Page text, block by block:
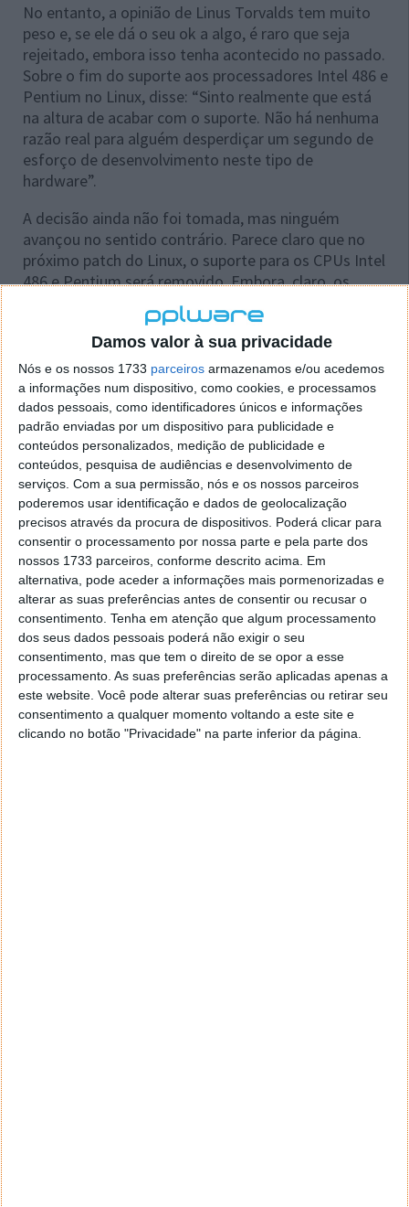
Damos valor à sua privacidade
Nós e os nossos 1733 parceiros armazenamos e/ou acedemos
a informações num dispositivo, como cookies, e processamos
dados pessoais, como identificadores únicos e informações
padrão enviadas por um dispositivo para publicidade e
conteúdos personalizados, medição de publicidade e
conteúdos, pesquisa de audiências e desenvolvimento de
serviços. Com a sua permissão, nós e os nossos parceiros
poderemos usar identificação e dados de geolocalização
precisos através da procura de dispositivos. Poderá clicar para
consentir o processamento por nossa parte e pela parte dos
nossos 1733 parceiros, conforme descrito acima. Em
alternativa, pode aceder a informações mais pormenorizadas e
alterar as suas preferências antes de consentir ou recusar o
consentimento. Tenha em atenção que algum processamento
dos seus dados pessoais poderá não exigir o seu
consentimento, mas que tem o direito de se opor a esse
processamento. As suas preferências serão aplicadas apenas a
este website. Você pode alterar suas preferências ou retirar seu
consentimento a qualquer momento voltando a este site e
clicando no botão "Privacidade" na parte inferior da página.
No entanto, a opinião de Linus Torvalds tem muito
peso e, se ele dá o seu ok a algo, é raro que seja
rejeitado, embora isso tenha acontecido no passado.
Sobre o fim do suporte aos processadores Intel 486 e
Pentium no Linux, disse: “Sinto realmente que está
na altura de acabar com o suporte. Não há nenhuma
razão real para alguém desperdiçar um segundo de
esforço de desenvolvimento neste tipo de
hardware”.
A decisão ainda não foi tomada, mas ninguém
avançou no sentido contrário. Parece claro que no
próximo patch do Linux, o suporte para os CPUs Intel
486 e Pentium será removido. Embora, claro, os
utilizadores possam continuar a utilizar a versão
atual ou anteriores.
Este artigo tem mais de um ano
Acompanhe o Pplware no Google Notícias
Proponha uma correção, faça uma sugestão
Autor:Pedro Simões
Tags: 486 Linus Torvalds Linux Pentium processadores
BYD bateu o recorde para o maior número de